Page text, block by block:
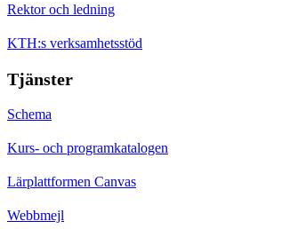
Rektor och ledning
KTH:s verksamhetsstöd
Tjänster
Schema
Kurs- och programkatalogen
Lärplattformen Canvas
Webbmejl